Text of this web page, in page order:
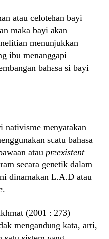
atau celotehan bayi
maka bayi akan
menunjukkan
ibu menanggapi
bahasa si bayi
nativisme menyatakan
suatu bahasa
atau preexistent
secara genetik dalam
dinamakan L.A.D atau
.
(2001 : 273)
mengandung kata, arti,